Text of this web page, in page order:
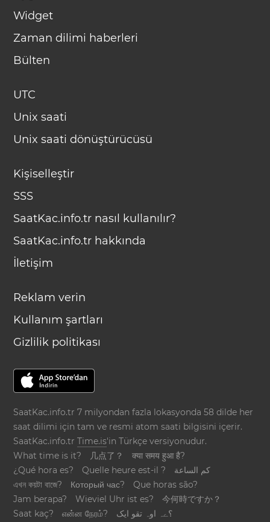
Widget
Zaman dilimi haberleri
Bülten
UTC
Unix saati
Unix saati dönüştürücüsü
Kişiselleştir
SSS
SaatKac.info.tr nasıl kullanılır?
SaatKac.info.tr hakkında
İletişim
Reklam verin
Kullanım şartları
Gizlilik politikası
SaatKac.info.tr 7 milyondan fazla lokasyonda 58 dilde her
saat dilimi için tam ve resmi atom saati bilgisini içerir.
SaatKac.info.trTime.is'in Türkçe versiyonudur.
What time is it?
几点了？
क्या समय हुआ है?
¿Qué hora es?
Quelle heure est-il ?
كم الساعة
এখন কয়টা বাজে?
Который час?
Que horas são?
Jam berapa?
Wieviel Uhr ist es?
今何時ですか？
Saat kaç?
என்ன நேரம்?
؟ےہ اوہ تقو ایک